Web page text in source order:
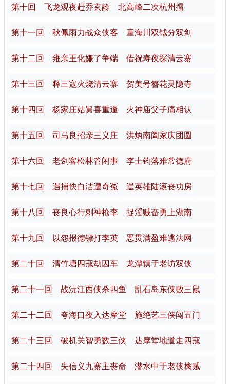
第十回 飞龙观夜赶乔玄龄 北高峰二次杭州擂
第十一回 秋佩雨力战众侠客 童海川双钺分双剑
第十二回 雍亲王化嫌了争端 借祝寿夜探清云寨
第十三回 释三寇火烧清云寨 贺美号簪花灵隐寺
第十四回 杨家庄姑舅喜重逢 火神庙父子痛相认
第十五回 司马良招亲三义庄 洪炳南阖家庆团圆
第十六回 老剑客松林管闲事 李士钧落难常德府
第十七回 遇捕快白洁遭奇冤 逞英雄陆滚丧功房
第十八回 丧良心行刺神枪李 捉淫贼奋勇上湖南
第十九回 以怨报德镖打李英 恶贯满盈难逃法网
第二十回 清竹塘四寇劫囚车 龙潭镇于老访双侠
第二十一回 战沅江西侠杀四鱼 乱石岛东侠败三鼠
第二十二回 夸海口夜入达摩堂 施绝艺三侠闯五门
第二十三回 破机关智勇数三侠 达摩堂地道走四寇
第二十四回 失信义九寨主丧命 潜水中于老侠擒贼